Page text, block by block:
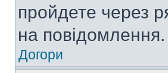
пройдете через
на повідомлення.
Догори